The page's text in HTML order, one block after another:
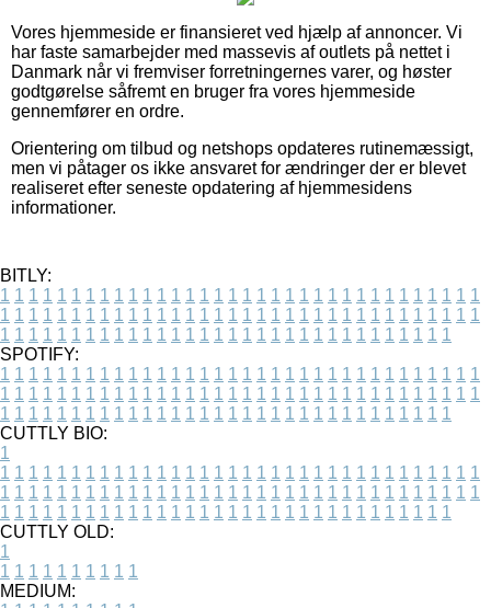
Vores hjemmeside er finansieret ved hjælp af annoncer. Vi
har faste samarbejder med massevis af outlets på nettet i
Danmark når vi fremviser forretningernes varer, og høster
godtgørelse såfremt en bruger fra vores hjemmeside
gennemfører en ordre.
Orientering om tilbud og netshops opdateres rutinemæssigt,
men vi påtager os ikke ansvaret for ændringer der er blevet
realiseret efter seneste opdatering af hjemmesidens
informationer.
BITLY:
1 1 1 1 1 1 1 1 1 1 1 1 1 1 1 1 1 1 1 1 1 1 1 1 1 1 1 1 1 1 1 1 1 1
1 1 1 1 1 1 1 1 1 1 1 1 1 1 1 1 1 1 1 1 1 1 1 1 1 1 1 1 1 1 1 1 1 1
1 1 1 1 1 1 1 1 1 1 1 1 1 1 1 1 1 1 1 1 1 1 1 1 1 1 1 1 1 1 1 1
SPOTIFY:
1 1 1 1 1 1 1 1 1 1 1 1 1 1 1 1 1 1 1 1 1 1 1 1 1 1 1 1 1 1 1 1 1 1
1 1 1 1 1 1 1 1 1 1 1 1 1 1 1 1 1 1 1 1 1 1 1 1 1 1 1 1 1 1 1 1 1 1
1 1 1 1 1 1 1 1 1 1 1 1 1 1 1 1 1 1 1 1 1 1 1 1 1 1 1 1 1 1 1 1
CUTTLY BIO:
1
1 1 1 1 1 1 1 1 1 1 1 1 1 1 1 1 1 1 1 1 1 1 1 1 1 1 1 1 1 1 1 1 1 1
1 1 1 1 1 1 1 1 1 1 1 1 1 1 1 1 1 1 1 1 1 1 1 1 1 1 1 1 1 1 1 1 1 1
1 1 1 1 1 1 1 1 1 1 1 1 1 1 1 1 1 1 1 1 1 1 1 1 1 1 1 1 1 1 1 1
CUTTLY OLD:
1
1 1 1 1 1 1 1 1 1 1
MEDIUM: